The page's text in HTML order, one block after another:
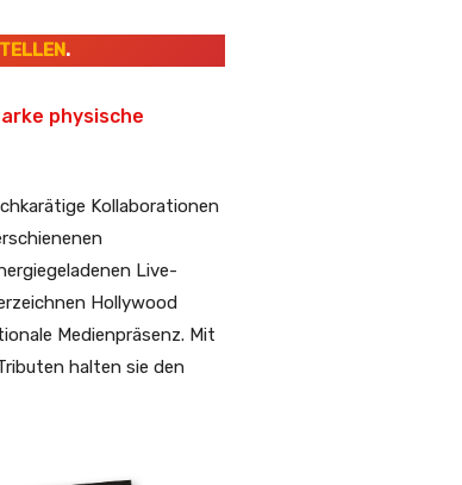
.
physische
Kollaborationen
Live-
Hollywood
Medienpräsenz. Mit
halten sie den